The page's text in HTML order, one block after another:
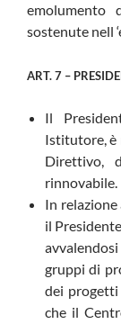
sostenute nell
ART. 7 –
Il
Istitutore, è
Direttivo,
rinnovabile.
In
il
gruppi di
dei
che il